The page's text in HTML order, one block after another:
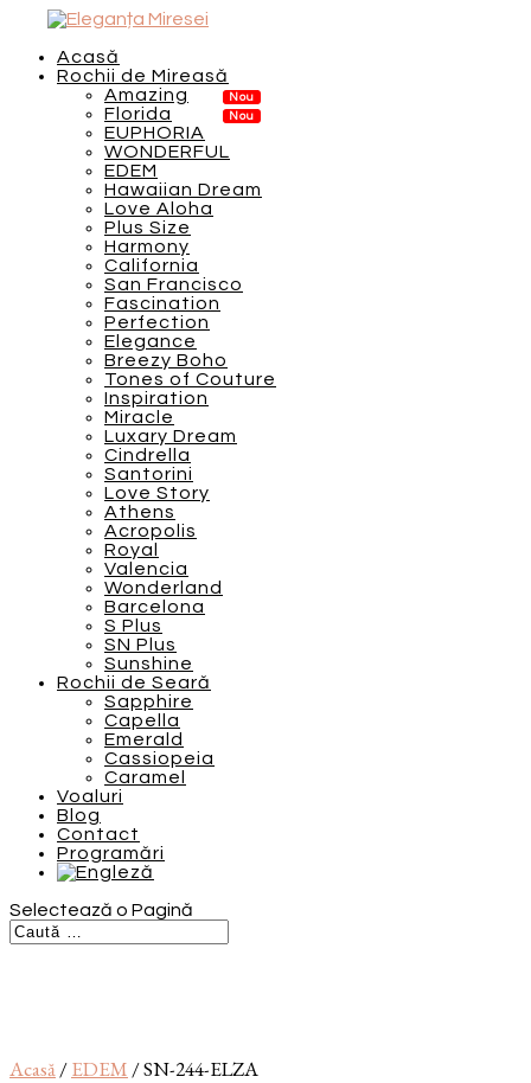
Acasă
Rochii de Mireasă
Amazing
Florida
EUPHORIA
WONDERFUL
EDEM
Hawaiian Dream
Love Aloha
Plus Size
Harmony
California
San Francisco
Fascination
Perfection
Elegance
Breezy Boho
Tones of Couture
Inspiration
Miracle
Luxary Dream
Cindrella
Santorini
Love Story
Athens
Acropolis
Royal
Valencia
Wonderland
Barcelona
S Plus
SN Plus
Sunshine
Rochii de Seară
Sapphire
Capella
Emerald
Cassiopeia
Caramel
Voaluri
Blog
Contact
Programări
Selectează o Pagină
Acasă/EDEM / SN-244-ELZA